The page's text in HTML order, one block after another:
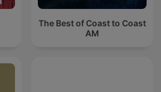
The Best of Coast to Coast
AM